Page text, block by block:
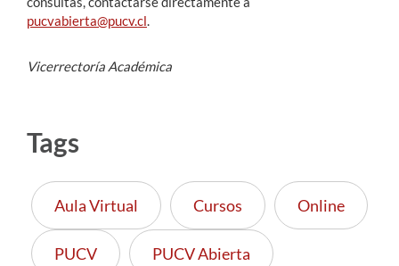
pucvabierta@pucv.cl.
Vicerrectoría Académica
Tags
Aula Virtual Cursos Online
PUCV PUCV Abierta